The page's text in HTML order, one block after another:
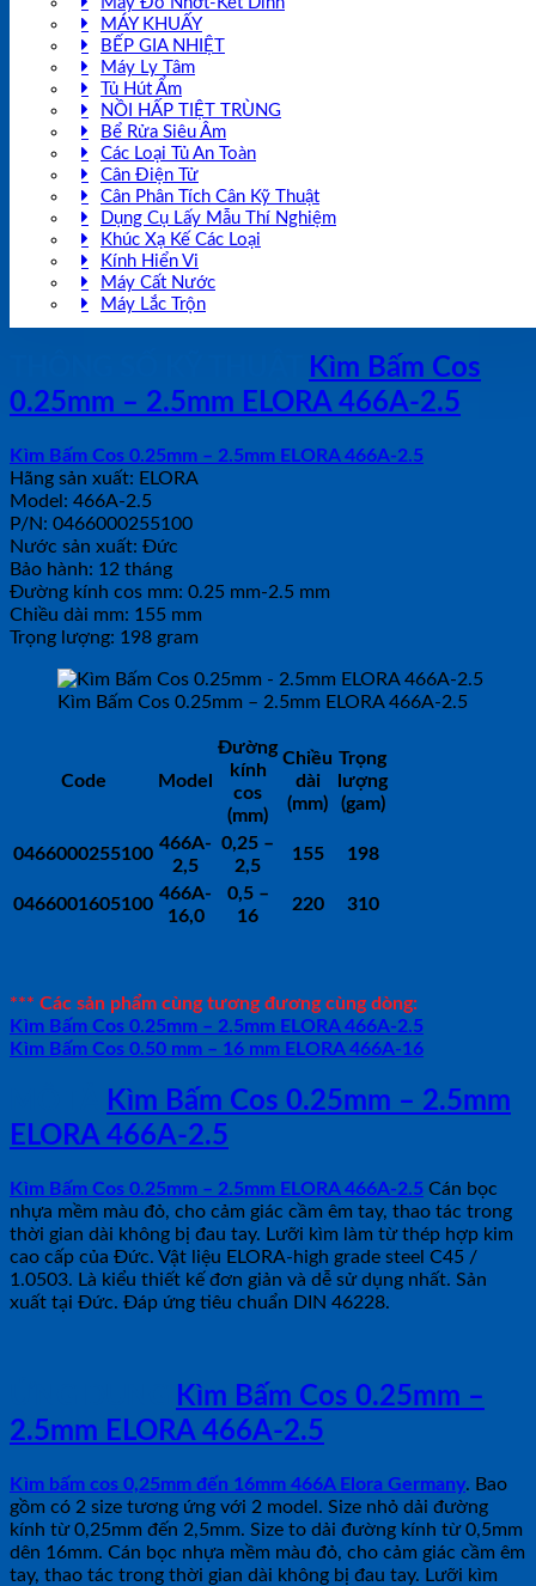
MÁY KHUẤY
BẾP GIA NHIỆT
Máy Ly Tâm
Tủ Hút Ẩm
NỒI HẤP TIỆT TRÙNG
Bể Rửa Siêu Âm
Các Loại Tủ An Toàn
Cân Điện Tử
Cân Phân Tích Cân Kỹ Thuật
Dụng Cụ Lấy Mẫu Thí Nghiệm
Khúc Xạ Kế Các Loại
Kính Hiển Vi
Máy Cất Nước
Máy Lắc Trộn
Kìm Bấm Cos
0.25mm – 2.5mm ELORA 466A-2.5
Kìm Bấm Cos 0.25mm – 2.5mm ELORA 466A-2.5
Hãng sản xuất: ELORA
Model: 466A-2.5
P/N: 0466000255100
Nước sản xuất: Đức
Bảo hành: 12 tháng
Đường kính cos mm: 0.25 mm-2.5 mm
Chiều dài mm: 155 mm
Trọng lượng: 198 gram
Kìm Bấm Cos 0.25mm – 2.5mm ELORA 466A-2.5
Code Model
Đường
kính
cos
(mm)
Chiều
dài
(mm)
Trọng
lượng
(gam)
0466000255100
466A-
2,5
0,25 –
2,5
155 198
0466001605100
466A-
16,0
0,5 –
16
220 310
*** Các sản phẩm cùng tương đương cùng dòng:
Kìm Bấm Cos 0.25mm – 2.5mm ELORA 466A-2.5
Kìm Bấm Cos 0.50 mm – 16 mm ELORA 466A-16
Kìm Bấm Cos 0.25mm – 2.5mm
ELORA 466A-2.5
Kìm Bấm Cos 0.25mm – 2.5mm ELORA 466A-2.5 Cán bọc
nhựa mềm màu đỏ, cho cảm giác cầm êm tay, thao tác trong
thời gian dài không bị đau tay. Lưỡi kìm làm từ thép hợp kim
cao cấp của Đức. Vật liệu ELORA-high grade steel C45 /
1.0503. Là kiểu thiết kế đơn giản và dễ sử dụng nhất. Sản
xuất tại Đức. Đáp ứng tiêu chuẩn DIN 46228.
Kìm Bấm Cos 0.25mm –
2.5mm ELORA 466A-2.5
Kìm bấm cos 0,25mm đến 16mm 466A Elora Germany. Bao
gồm có 2 size tương ứng với 2 model. Size nhỏ dải đường
kính từ 0,25mm đến 2,5mm. Size to dải đường kính từ 0,5mm
dên 16mm. Cán bọc nhựa mềm màu đỏ, cho cảm giác cầm êm
tay, thao tác trong thời gian dài không bị đau tay. Lưỡi kìm